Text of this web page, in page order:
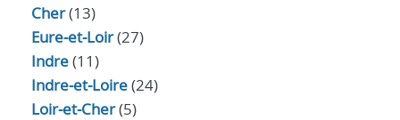
Cher(13)
Eure‑et‑Loir(27)
Indre(11)
Indre‑et‑Loire(24)
Loir‑et‑Cher(5)